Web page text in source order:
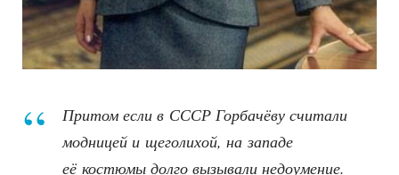
Притом если в СССР Горбачёву считали
модницей и щеголихой, на западе
её костюмы долго вызывали недоумение.